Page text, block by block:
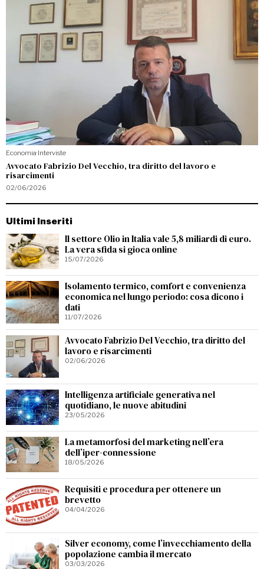
Economia·Interviste
Avvocato Fabrizio Del Vecchio, tra diritto del lavoro e
risarcimenti
02/06/2026
Ultimi Inseriti
Il settore Olio in Italia vale 5,8 miliardi di euro.
La vera sfida si gioca online
15/07/2026
Isolamento termico, comfort e convenienza
economica nel lungo periodo: cosa dicono i
dati
11/07/2026
Avvocato Fabrizio Del Vecchio, tra diritto del
lavoro e risarcimenti
02/06/2026
Intelligenza artificiale generativa nel
quotidiano, le nuove abitudini
23/05/2026
La metamorfosi del marketing nell’era
dell’iper-connessione
18/05/2026
Requisiti e procedura per ottenere un
brevetto
04/04/2026
Silver economy, come l’invecchiamento della
popolazione cambia il mercato
03/03/2026